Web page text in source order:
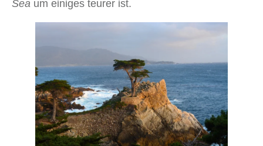
Sea um einiges teurer ist.